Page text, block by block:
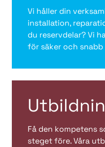
Vi håller din
installation,
du reservdelar? Vi
för säker och snabb
Få den kompetens
steget före. Våra